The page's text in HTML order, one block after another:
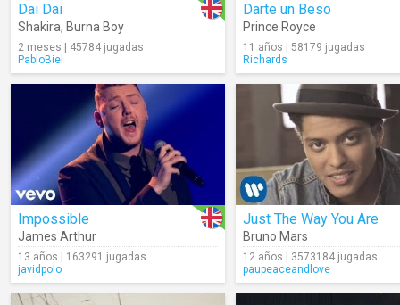
Dai Dai
Shakira, Burna Boy
2 meses | 45784 jugadas
PabloBiel
Darte un Beso
Prince Royce
11 años | 58179 jugadas
Richards
Impossible
James Arthur
13 años | 163291 jugadas
javidpolo
Just The Way You Are
Bruno Mars
12 años | 3573184 jugadas
paupeaceandlove